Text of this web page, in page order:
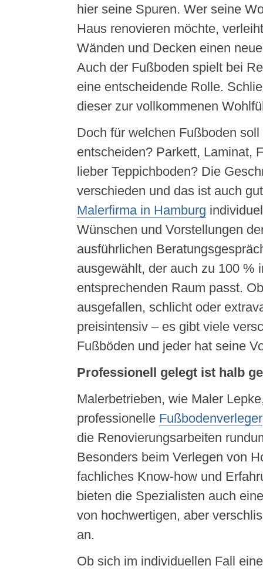
hier seine Spuren. Wer seine
Haus renovieren möchte,
Wänden und Decken einen
Auch der Fußboden spielt bei
eine entscheidende Rolle.
dieser zur vollkommenen
Doch für welchen Fußboden
entscheiden? Parkett, Laminat,
lieber Teppichboden? Die
verschieden und das ist auch
Malerfirma in Hamburg
Wünschen und Vorstellungen
ausführlichen
ausgewählt, der auch zu 100 %
entsprechenden Raum passt.
ausgefallen, schlicht oder
preisintensiv – es gibt viele
Fußböden und jeder hat seine
Professionell gelegt ist halb
Malerbetrieben, wie Maler
professionelle Fußbodenverleger
die Renovierungsarbeiten
Besonders beim Verlegen von
fachliches Know-how und
bieten die Spezialisten auch
von hochwertigen, aber
an.
Ob sich im individuellen Fall